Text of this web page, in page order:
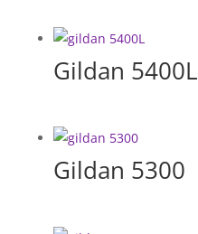
Gildan 5400L
Gildan 5300